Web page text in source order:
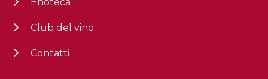
Club del vino
Contatti